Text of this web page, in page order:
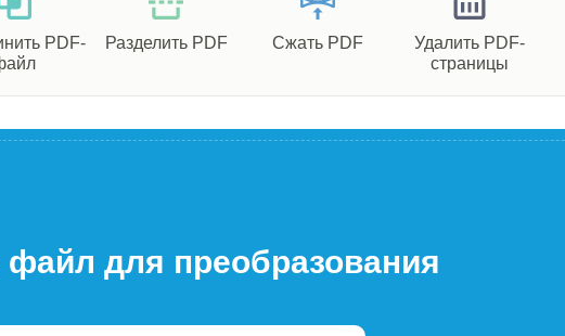
PDF-
Разделить PDF Сжать PDF
Удалить PDF-
страницы
для преобразования